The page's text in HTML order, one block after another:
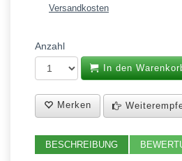
Versandkosten
Anzahl
In den
Merken
BESCHREIBUNG